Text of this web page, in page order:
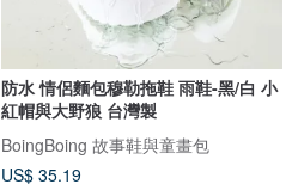
防水 情侶麵包穆勒拖鞋 雨鞋-黑/白 小
紅帽與大野狼 台灣製
BoingBoing 故事鞋與童畫包
US$ 35.19